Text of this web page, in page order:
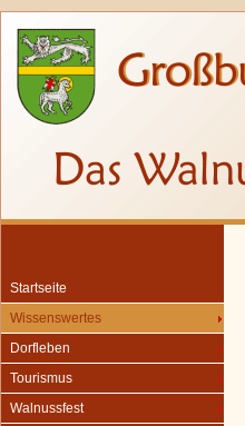
Startseite
Wissenswertes
Dorfleben
Tourismus
Walnussfest